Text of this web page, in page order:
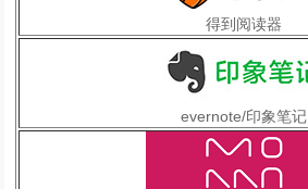
得到阅读器
evernote/印象笔记